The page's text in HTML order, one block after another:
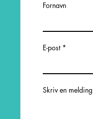
Fornavn
E-post
Skriv en melding